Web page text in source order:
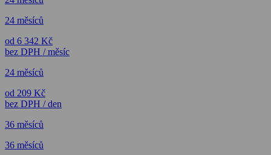
24 měsíců
od 6 342 Kč
bez DPH / měsíc
24 měsíců
od 209 Kč
bez DPH / den
36 měsíců
36 měsíců